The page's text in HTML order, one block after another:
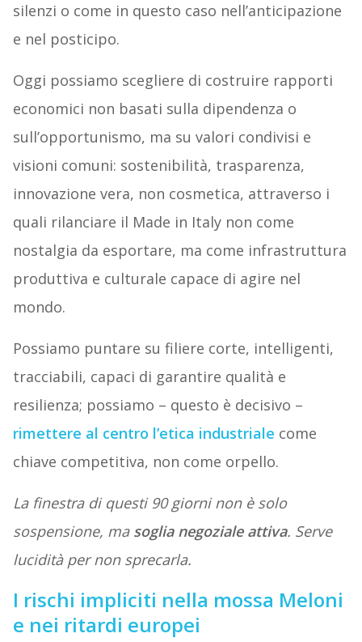
silenzi o come in questo caso nell’anticipazione
e nel posticipo.
Oggi possiamo scegliere di costruire rapporti
economici non basati sulla dipendenza o
sull’opportunismo, ma su valori condivisi e
visioni comuni: sostenibilità, trasparenza,
innovazione vera, non cosmetica, attraverso i
quali rilanciare il Made in Italy non come
nostalgia da esportare, ma come infrastruttura
produttiva e culturale capace di agire nel
mondo.
Possiamo puntare su filiere corte, intelligenti,
tracciabili, capaci di garantire qualità e
resilienza; possiamo – questo è decisivo –
rimettere al centro l’etica industriale come
chiave competitiva, non come orpello.
La finestra di questi 90 giorni non è solo
sospensione, ma soglia negoziale attiva. Serve
lucidità per non sprecarla.
I rischi impliciti nella mossa Meloni
e nei ritardi europei